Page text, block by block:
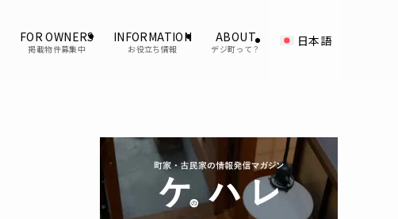
FOR OWNERS
掲載物件募集中
INFORMATION
お役立ち情報
ABOUT
デジ町って？
日本語